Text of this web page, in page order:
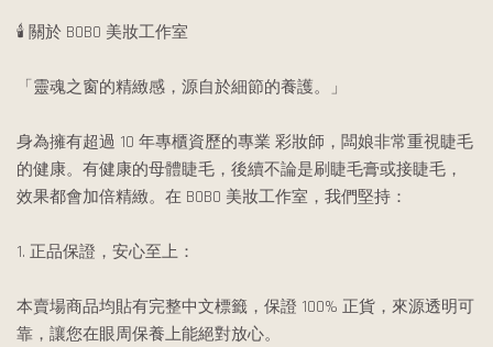
🕯️ 關於 BOBO 美妝工作室
「靈魂之窗的精緻感，源自於細節的養護。」
身為擁有超過 10 年專櫃資歷的專業 彩妝師，闆娘非常重視睫毛
的健康。有健康的母體睫毛，後續不論是刷睫毛膏或接睫毛，
效果都會加倍精緻。在 BOBO 美妝工作室，我們堅持：
1. 正品保證，安心至上：
本賣場商品均貼有完整中文標籤，保證 100% 正貨，來源透明可
靠，讓您在眼周保養上能絕對放心。